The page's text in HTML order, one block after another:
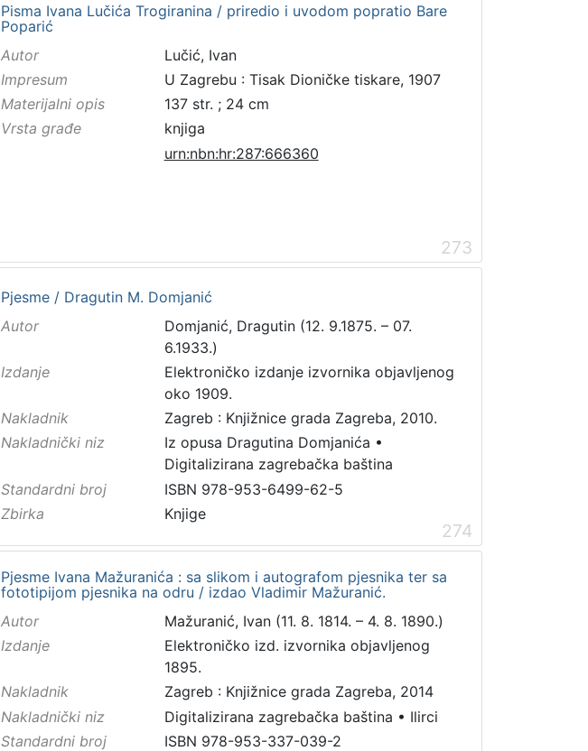
Pisma Ivana Lučića Trogiranina / priredio i uvodom popratio Bare
Poparić
Autor
Lučić, Ivan
Impresum
U Zagrebu : Tisak Dioničke tiskare, 1907
Materijalni opis
137 str. ; 24 cm
Vrsta građe
knjiga
urn:nbn:hr:287:666360
273
Pjesme / Dragutin M. Domjanić
Autor
Domjanić, Dragutin (12. 9.1875. – 07.
6.1933.)
Izdanje
Elektroničko izdanje izvornika objavljenog
oko 1909.
Nakladnik
Zagreb : Knjižnice grada Zagreba, 2010.
Nakladnički niz
Iz opusa Dragutina Domjanića •
Digitalizirana zagrebačka baština
Standardni broj
ISBN 978-953-6499-62-5
Zbirka
Knjige
274
Pjesme Ivana Mažuranića : sa slikom i autografom pjesnika ter sa
fototipijom pjesnika na odru / izdao Vladimir Mažuranić.
Autor
Mažuranić, Ivan (11. 8. 1814. – 4. 8. 1890.)
Izdanje
Elektroničko izd. izvornika objavljenog
1895.
Nakladnik
Zagreb : Knjižnice grada Zagreba, 2014
Nakladnički niz
Digitalizirana zagrebačka baština • Ilirci
Standardni broj
ISBN 978-953-337-039-2